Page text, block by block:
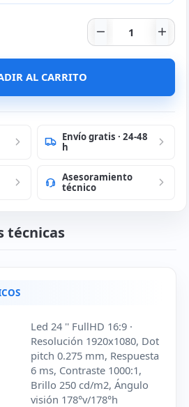
Dell U2417H
AL CARRITO
Envío gratis · 24-48
h
Asesoramiento
técnico
técnicas
Led 24 '' FullHD 16:9 ·
Resolución 1920x1080, Dot
pitch 0.275 mm, Respuesta
6 ms, Contraste 1000:1,
Brillo 250 cd/m2, Ángulo
visión 178°v/178°h